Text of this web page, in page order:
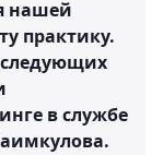
нашей
практику.
в службе